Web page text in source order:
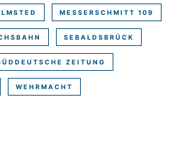
MESSERSCHMITT 109
SEBALDSBRÜCK
ZEITUNG
WEHRMACHT